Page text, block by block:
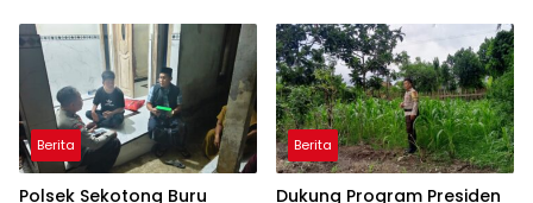
Berita
Polsek Sekotong Buru
Berita
Dukung Program Presiden